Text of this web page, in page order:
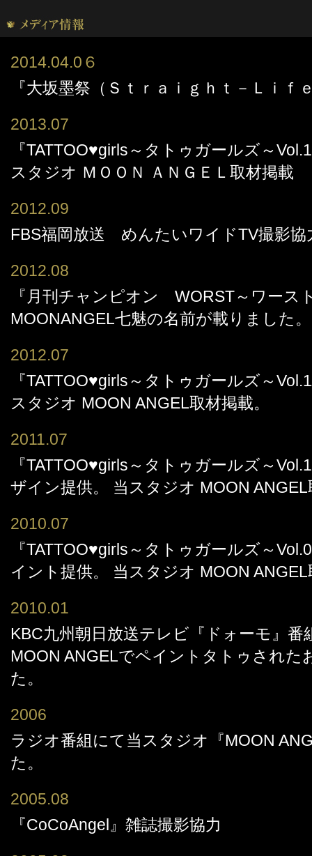
2014.04.0６
『大坂墨祭（Ｓｔｒａｉｇｈｔ－Ｌｉ
2013.07
『TATTOO♥girls～タトゥガールズ～
スタジオ ＭＯＯＮ ＡＮＧＥＬ取材掲載
2012.09
FBS福岡放送 めんたいワイドTV撮影協
2012.08
『月刊チャンピオン WORST～ワース
MOONANGEL七魅の名前が載りました。
2012.07
『TATTOO♥girls～タトゥガールズ～
スタジオ MOON ANGEL取材掲載。
2011.07
『TATTOO♥girls～タトゥガールズ～
ザイン提供。 当スタジオ MOON ANGEL
2010.07
『TATTOO♥girls～タトゥガールズ～
イント提供。 当スタジオ MOON
2010.01
KBC九州朝日放送テレビ『ドォーモ』番
MOON ANGELでペイントタトゥされた
た。
2006
ラジオ番組にて当スタジオ『MOON
た。
2005.08
『CoCoAngel』雑誌撮影協力